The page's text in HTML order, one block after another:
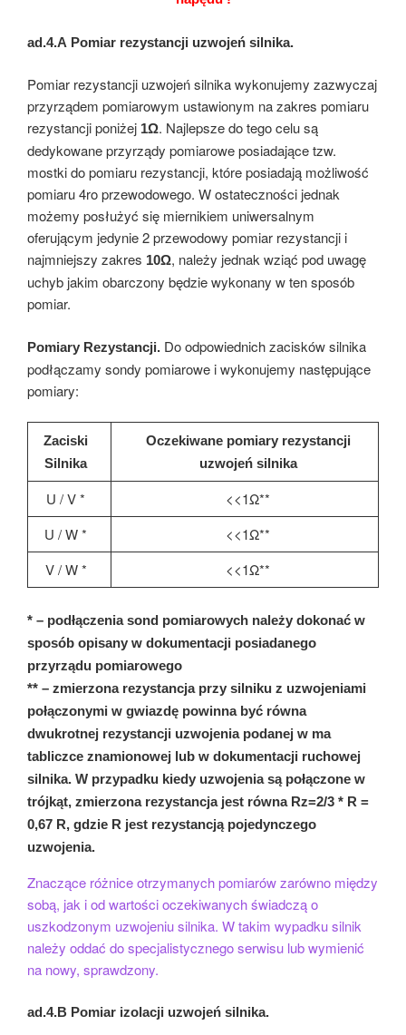
ad.4.A Pomiar rezystancji uzwojeń silnika.
Pomiar rezystancji uzwojeń silnika wykonujemy zazwyczaj
przyrządem pomiarowym ustawionym na zakres pomiaru
rezystancji poniżej 1Ω. Najlepsze do tego celu są
dedykowane przyrządy pomiarowe posiadające tzw.
mostki do pomiaru rezystancji, które posiadają możliwość
pomiaru 4ro przewodowego. W ostateczności jednak
możemy posłużyć się miernikiem uniwersalnym
oferującym jedynie 2 przewodowy pomiar rezystancji i
najmniejszy zakres 10Ω, należy jednak wziąć pod uwagę
uchyb jakim obarczony będzie wykonany w ten sposób
pomiar.
Pomiary Rezystancji. Do odpowiednich zacisków silnika
podłączamy sondy pomiarowe i wykonujemy następujące
pomiary:
Zaciski
Silnika
Oczekiwane pomiary rezystancji
uzwojeń silnika
U / V *
<<1Ω**
U / W *
<<1Ω**
V / W *
<<1Ω**
* – podłączenia sond pomiarowych należy dokonać w
sposób opisany w dokumentacji posiadanego
przyrządu pomiarowego
** – zmierzona rezystancja przy silniku z uzwojeniami
połączonymi w gwiazdę powinna być równa
dwukrotnej rezystancji uzwojenia podanej w ma
tabliczce znamionowej lub w dokumentacji ruchowej
silnika. W przypadku kiedy uzwojenia są połączone w
trójkąt, zmierzona rezystancja jest równa Rz=2/3 * R =
0,67 R, gdzie R jest rezystancją pojedynczego
uzwojenia.
Znaczące różnice otrzymanych pomiarów zarówno między
sobą, jak i od wartości oczekiwanych świadczą o
uszkodzonym uzwojeniu silnika. W takim wypadku silnik
należy oddać do specjalistycznego serwisu lub wymienić
na nowy, sprawdzony.
ad.4.B Pomiar izolacji uzwojeń silnika.